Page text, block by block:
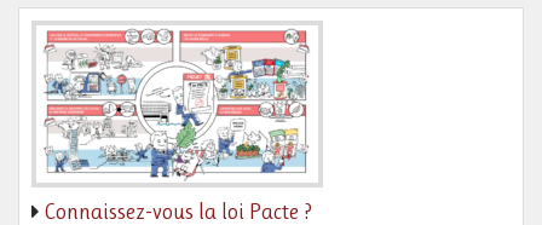
Connaissez-vous la loi Pacte ?